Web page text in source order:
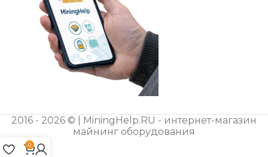
2016 - 2026 © | MiningHelp.RU - интернет-магазин
майнинг оборудования
0